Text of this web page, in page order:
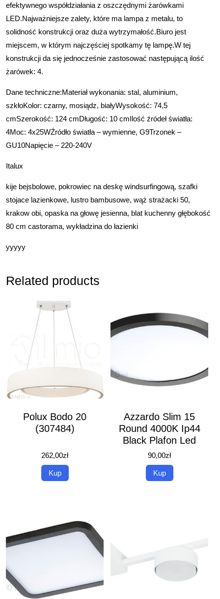
efektywnego współdziałania z oszczędnymi żarówkami
LED.Najważniejsze zalety, które ma lampa z metalu, to
solidność konstrukcji oraz duża wytrzymałość.Biuro jest
miejscem, w którym najczęściej spotkamy tę lampę.W tej
konstrukcji da się jednocześnie zastosować następującą ilość
żarówek: 4.
Dane techniczne:Materiał wykonania: stal, aluminium,
szkłoKolor: czarny, mosiądz, białyWysokość: 74,5
cmSzerokość: 124 cmDługość: 10 cmIlość źródeł światła:
4Moc: 4x25WŹródło światła – wymienne, G9Trzonek –
GU10Napięcie – 220-240V
Italux
kije bejsbolowe, pokrowiec na deskę windsurfingową, szafki
stojace lazienkowe, lustro bambusowe, wąż strażacki 50,
krakow obi, opaska na głowę jesienna, blat kuchenny głębokość
80 cm castorama, wykładzina do łazienki
yyyyy
Related products
Polux Bodo 20
(307484)
262,00zł
Kup
Azzardo Slim 15
Round 4000K Ip44
Black Plafon Led
90,00zł
Kup